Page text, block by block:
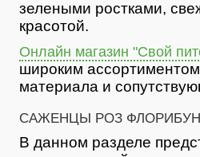
зелеными ростками,
красотой.
Онлайн магазин "Свой
широким
материала и
САЖЕНЦЫ РОЗ
В данном разделе